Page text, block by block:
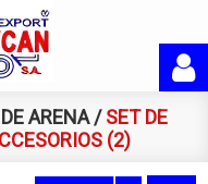
ARENA/SET DE
(2)